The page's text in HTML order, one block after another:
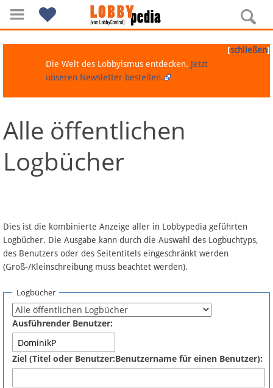
Navigation
Über Lobbypedia
Artikel nach Kategorien
FAQ
Fördermitglied werden
Fehler melden
[schließen]
Die Welt des Lobbyismus entdecken. Jetzt
unseren Newsletter bestellen.
Alle öffentlichen
Logbücher
Dies ist die kombinierte Anzeige aller in Lobbypedia geführten
Logbücher. Die Ausgabe kann durch die Auswahl des Logbuchtyps,
des Benutzers oder des Seitentitels eingeschränkt werden
(Groß-/Kleinschreibung muss beachtet werden).
Logbücher
Ausführender Benutzer:
Ziel (Titel oder Benutzer:Benutzername für einen Benutzer):